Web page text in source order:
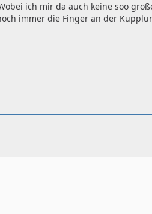
ich mir da auch keine soo
immer die Finger an der